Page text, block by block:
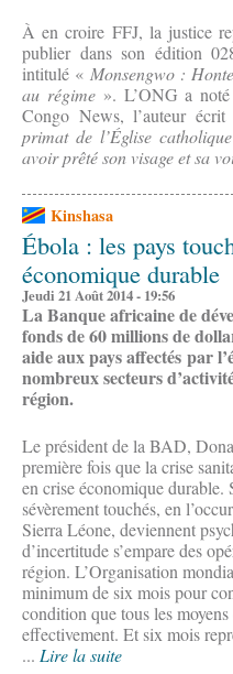
À en croire FFJ, la justice
publier dans son édition
intitulé « Monsengwo :
au régime». L’ONG a noté
Congo News, l’auteur
primat de l’Église
avoir prêté son visage et sa
Kinshasa
Ébola : les pays
économique durable
Jeudi 21 Août 2014 - 19:56
La Banque africaine de
fonds de 60 millions de
aide aux pays affectés par
nombreux secteurs
région.
Le président de la BAD,
première fois que la crise
en crise économique durable.
sévèrement touchés, en
Sierra Léone, deviennent
d’incertitude s’empare des
région. L’Organisation
minimum de six mois pour
condition que tous les
effectivement. Et six mois
... Lire la suite